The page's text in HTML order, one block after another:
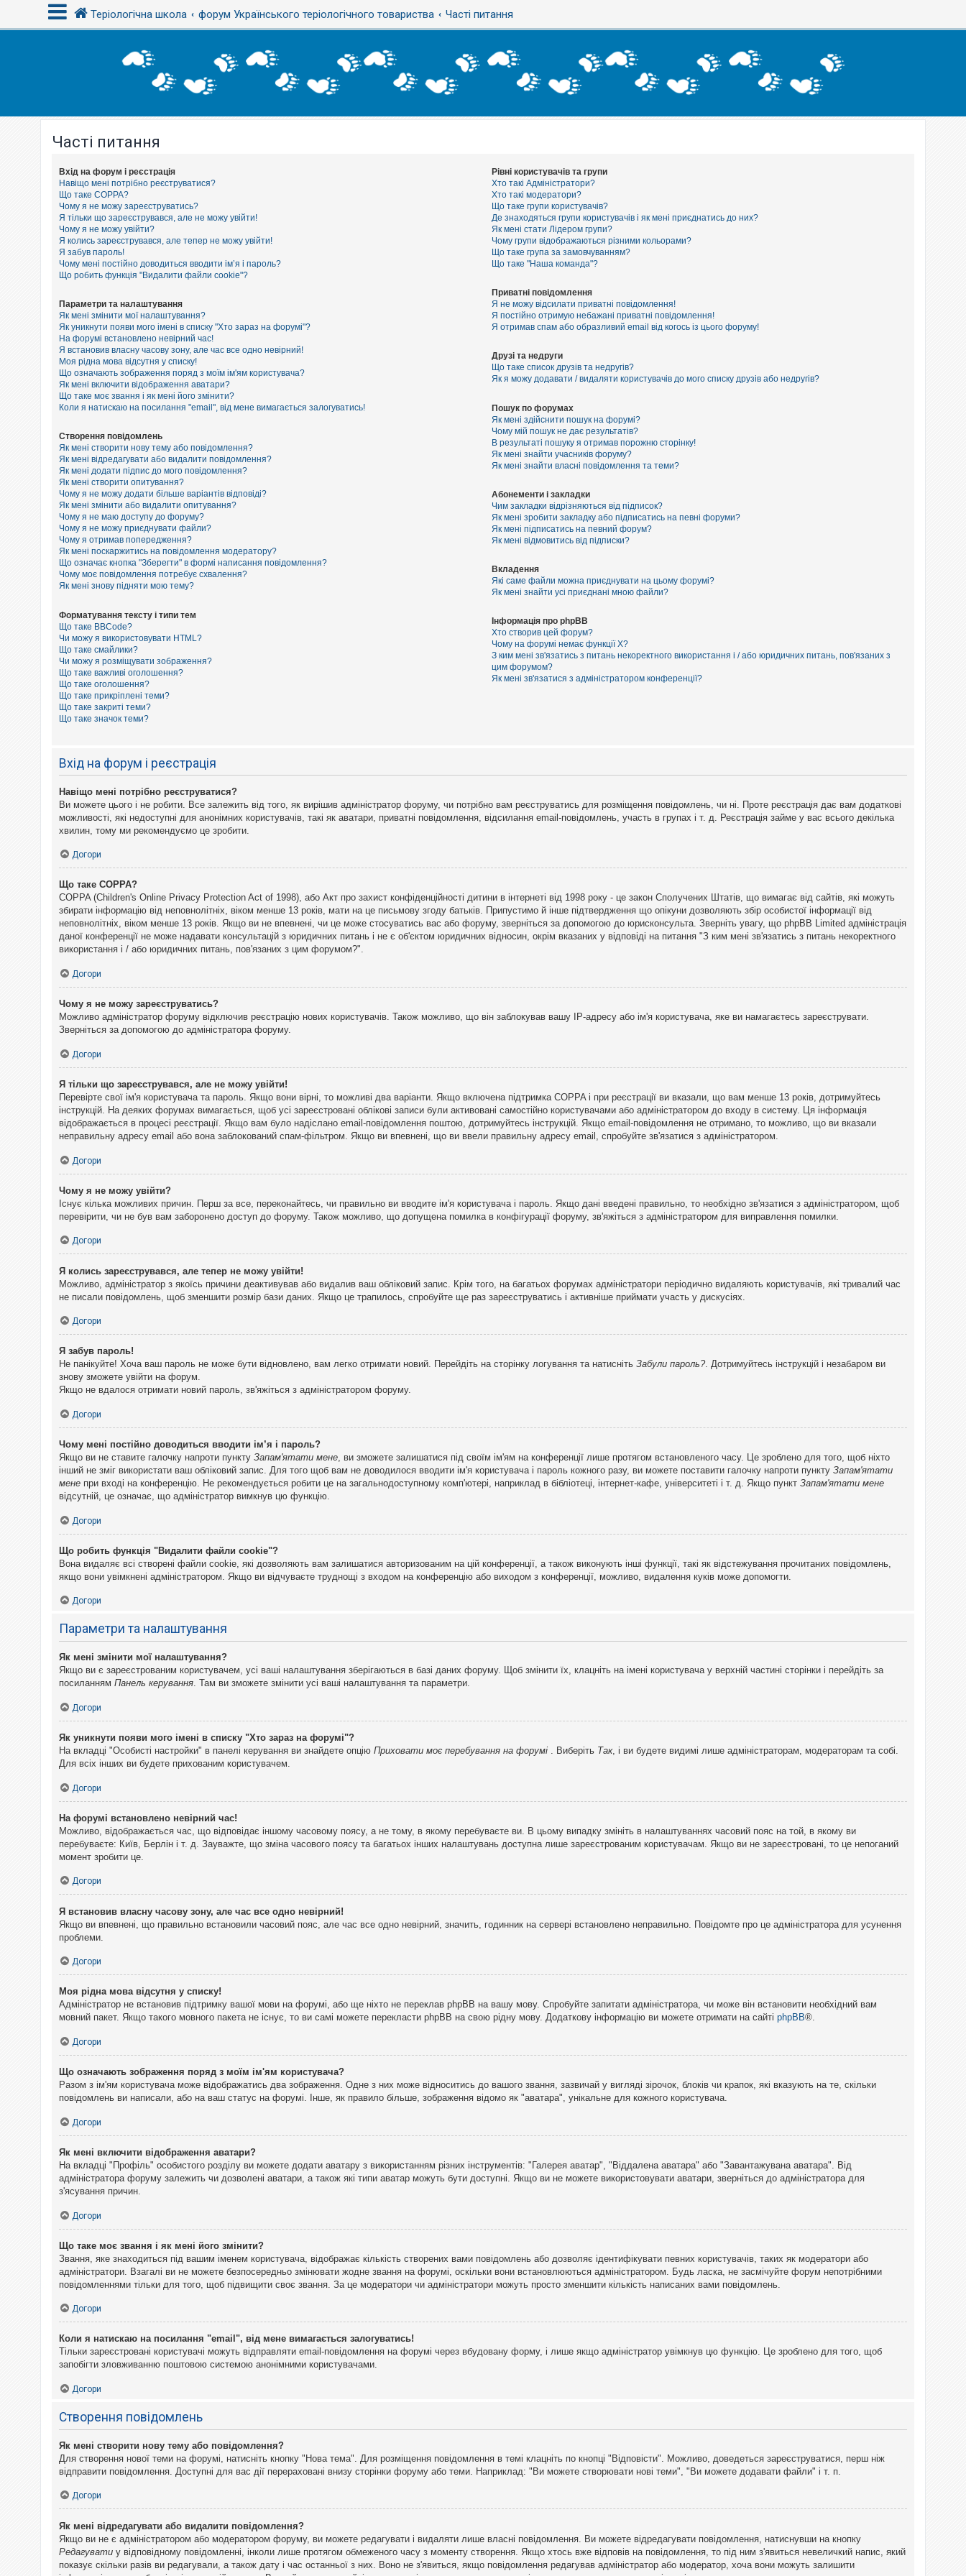
Теріологічна школа форум Українського теріологічного товариства Часті питання
Часті питання
Вхід на форум і реєстрація
Навіщо мені потрібно реєструватися?
Що таке COPPA?
Чому я не можу зареєструватись?
Я тільки що зареєструвався, але не можу увійти!
Чому я не можу увійти?
Я колись зареєструвався, але тепер не можу увійти!
Я забув пароль!
Чому мені постійно доводиться вводити ім’я і пароль?
Що робить функція "Видалити файли cookie"?
Параметри та налаштування
Як мені змінити мої налаштування?
Як уникнути появи мого імені в списку "Хто зараз на форумі"?
На форумі встановлено невірний час!
Я встановив власну часову зону, але час все одно невірний!
Моя рідна мова відсутня у списку!
Що означають зображення поряд з моїм ім'ям користувача?
Як мені включити відображення аватари?
Що таке моє звання і як мені його змінити?
Коли я натискаю на посилання "email", від мене вимагається залогуватись!
Створення повідомлень
Як мені створити нову тему або повідомлення?
Як мені відредагувати або видалити повідомлення?
Як мені додати підпис до мого повідомлення?
Як мені створити опитування?
Чому я не можу додати більше варіантів відповіді?
Як мені змінити або видалити опитування?
Чому я не маю доступу до форуму?
Чому я не можу приєднувати файли?
Чому я отримав попередження?
Як мені поскаржитись на повідомлення модератору?
Що означає кнопка "Зберегти" в формі написання повідомлення?
Чому моє повідомлення потребує схвалення?
Як мені знову підняти мою тему?
Форматування тексту і типи тем
Що таке BBCode?
Чи можу я використовувати HTML?
Що таке смайлики?
Чи можу я розміщувати зображення?
Що таке важливі оголошення?
Що таке оголошення?
Що таке прикріплені теми?
Що таке закриті теми?
Що таке значок теми?
Рівні користувачів та групи
Хто такі Адміністратори?
Хто такі модератори?
Що таке групи користувачів?
Де знаходяться групи користувачів і як мені приєднатись до них?
Як мені стати Лідером групи?
Чому групи відображаються різними кольорами?
Що таке група за замовчуванням?
Що таке "Наша команда"?
Приватні повідомлення
Я не можу відсилати приватні повідомлення!
Я постійно отримую небажані приватні повідомлення!
Я отримав спам або образливий email від когось із цього форуму!
Друзі та недруги
Що таке список друзів та недругів?
Як я можу додавати / видаляти користувачів до мого списку друзів або недругів?
Пошук по форумах
Як мені здійснити пошук на форумі?
Чому мій пошук не дає результатів?
В результаті пошуку я отримав порожню сторінку!
Як мені знайти учасників форуму?
Як мені знайти власні повідомлення та теми?
Абонементи і закладки
Чим закладки відрізняються від підписок?
Як мені зробити закладку або підписатись на певні форуми?
Як мені підписатись на певний форум?
Як мені відмовитись від підписки?
Вкладення
Які саме файли можна приєднувати на цьому форумі?
Як мені знайти усі приєднані мною файли?
Інформація про phpBB
Хто створив цей форум?
Чому на форумі немає функції X?
З ким мені зв'язатись з питань некоректного використання і / або юридичних питань, пов'язаних з
цим форумом?
Як мені зв'язатися з адміністратором конференції?
Вхід на форум і реєстрація
Навіщо мені потрібно реєструватися?
Ви можете цього і не робити. Все залежить від того, як вирішив адміністратор форуму, чи потрібно вам реєструватись для розміщення повідомлень, чи ні. Проте реєстрація дає вам додаткові
можливості, які недоступні для анонімних користувачів, такі як аватари, приватні повідомлення, відсилання email-повідомлень, участь в групах і т. д. Реєстрація займе у вас всього декілька
хвилин, тому ми рекомендуємо це зробити.
Догори
Що таке COPPA?
COPPA (Children's Online Privacy Protection Act of 1998), або Акт про захист конфіденційності дитини в інтернеті від 1998 року - це закон Сполучених Штатів, що вимагає від сайтів, які можуть
збирати інформацію від неповнолітніх, віком менше 13 років, мати на це письмову згоду батьків. Припустимо й інше підтвердження що опікуни дозволяють збір особистої інформації від
неповнолітніх, віком менше 13 років. Якщо ви не впевнені, чи це може стосуватись вас або форуму, зверніться за допомогою до юрисконсульта. Зверніть увагу, що phpBB Limited адміністрація
даної конференції не може надавати консультацій з юридичних питань і не є об'єктом юридичних відносин, окрім вказаних у відповіді на питання "З ким мені зв'язатись з питань некоректного
використання і / або юридичних питань, пов'язаних з цим форумом?".
Догори
Чому я не можу зареєструватись?
Можливо адміністратор форуму відключив реєстрацію нових користувачів. Також можливо, що він заблокував вашу IP-адресу або ім'я користувача, яке ви намагаєтесь зареєструвати.
Зверніться за допомогою до адміністратора форуму.
Догори
Я тільки що зареєструвався, але не можу увійти!
Перевірте свої ім'я користувача та пароль. Якщо вони вірні, то можливі два варіанти. Якщо включена підтримка COPPA і при реєстрації ви вказали, що вам менше 13 років, дотримуйтесь
інструкцій. На деяких форумах вимагається, щоб усі зареєстровані облікові записи були активовані самостійно користувачами або адміністратором до входу в систему. Ця інформація
відображається в процесі реєстрації. Якщо вам було надіслано email-повідомлення поштою, дотримуйтесь інструкцій. Якщо email-повідомлення не отримано, то можливо, що ви вказали
неправильну адресу email або вона заблокований спам-фільтром. Якщо ви впевнені, що ви ввели правильну адресу email, спробуйте зв'язатися з адміністратором.
Догори
Чому я не можу увійти?
Існує кілька можливих причин. Перш за все, переконайтесь, чи правильно ви вводите ім'я користувача і пароль. Якщо дані введені правильно, то необхідно зв'язатися з адміністратором, щоб
перевірити, чи не був вам заборонено доступ до форуму. Також можливо, що допущена помилка в конфігурації форуму, зв'яжіться з адміністратором для виправлення помилки.
Догори
Я колись зареєструвався, але тепер не можу увійти!
Можливо, адміністратор з якоїсь причини деактивував або видалив ваш обліковий запис. Крім того, на багатьох форумах адміністратори періодично видаляють користувачів, які тривалий час
не писали повідомлень, щоб зменшити розмір бази даних. Якщо це трапилось, спробуйте ще раз зареєструватись і активніше приймати участь у дискусіях.
Догори
Я забув пароль!
Не панікуйте! Хоча ваш пароль не може бути відновлено, вам легко отримати новий. Перейдіть на сторінку логування та натисніть Забули пароль?. Дотримуйтесь інструкцій і незабаром ви
знову зможете увійти на форум.
Якщо не вдалося отримати новий пароль, зв'яжіться з адміністратором форуму.
Догори
Чому мені постійно доводиться вводити ім’я і пароль?
Якщо ви не ставите галочку напроти пункту Запам'ятати мене, ви зможете залишатися під своїм ім'ям на конференції лише протягом встановленого часу. Це зроблено для того, щоб ніхто
інший не зміг використати ваш обліковий запис. Для того щоб вам не доводилося вводити ім'я користувача і пароль кожного разу, ви можете поставити галочку напроти пункту Запам'ятати
мене при вході на конференцію. Не рекомендується робити це на загальнодоступному комп'ютері, наприклад в бібліотеці, інтернет-кафе, університеті і т. д. Якщо пункт Запам'ятати мене
відсутній, це означає, що адміністратор вимкнув цю функцію.
Догори
Що робить функція "Видалити файли cookie"?
Вона видаляє всі створені файли cookie, які дозволяють вам залишатися авторизованим на цій конференції, а також виконують інші функції, такі як відстежування прочитаних повідомлень,
якщо вони увімкнені адміністратором. Якщо ви відчуваєте труднощі з входом на конференцію або виходом з конференції, можливо, видалення куків може допомогти.
Догори
Параметри та налаштування
Як мені змінити мої налаштування?
Якщо ви є зареєстрованим користувачем, усі ваші налаштування зберігаються в базі даних форуму. Щоб змінити їх, клацніть на імені користувача у верхній частині сторінки і перейдіть за
посиланням Панель керування. Там ви зможете змінити усі ваші налаштування та параметри.
Догори
Як уникнути появи мого імені в списку "Хто зараз на форумі"?
На вкладці "Особисті настройки" в панелі керування ви знайдете опцію Приховати моє перебування на форумі . Виберіть Так, і ви будете видимі лише адміністраторам, модераторам та собі.
Для всіх інших ви будете прихованим користувачем.
Догори
На форумі встановлено невірний час!
Можливо, відображається час, що відповідає іншому часовому поясу, а не тому, в якому перебуваєте ви. В цьому випадку змініть в налаштуваннях часовий пояс на той, в якому ви
перебуваєте: Київ, Берлін і т. д. Зауважте, що зміна часового поясу та багатьох інших налаштувань доступна лише зареєстрованим користувачам. Якщо ви не зареєстровані, то це непоганий
момент зробити це.
Догори
Я встановив власну часову зону, але час все одно невірний!
Якщо ви впевнені, що правильно встановили часовий пояс, але час все одно невірний, значить, годинник на сервері встановлено неправильно. Повідомте про це адміністратора для усунення
проблеми.
Догори
Моя рідна мова відсутня у списку!
Адміністратор не встановив підтримку вашої мови на форумі, або ще ніхто не переклав phpBB на вашу мову. Спробуйте запитати адміністратора, чи може він встановити необхідний вам
мовний пакет. Якщо такого мовного пакета не існує, то ви самі можете перекласти phpBB на свою рідну мову. Додаткову інформацію ви можете отримати на сайті phpBB®.
Догори
Що означають зображення поряд з моїм ім'ям користувача?
Разом з ім'ям користувача може відображатись два зображення. Одне з них може відноситись до вашого звання, зазвичай у вигляді зірочок, блоків чи крапок, які вказують на те, скільки
повідомлень ви написали, або на ваш статус на форумі. Інше, як правило більше, зображення відомо як "аватара", унікальне для кожного користувача.
Догори
Як мені включити відображення аватари?
На вкладці "Профіль" особистого розділу ви можете додати аватару з використанням різних інструментів: "Галерея аватар", "Віддалена аватара" або "Завантажувана аватара". Від
адміністратора форуму залежить чи дозволені аватари, а також які типи аватар можуть бути доступні. Якщо ви не можете використовувати аватари, зверніться до адміністратора для
з'ясування причин.
Догори
Що таке моє звання і як мені його змінити?
Звання, яке знаходиться під вашим іменем користувача, відображає кількість створених вами повідомлень або дозволяє ідентифікувати певних користувачів, таких як модератори або
адміністратори. Взагалі ви не можете безпосередньо змінювати жодне звання на форумі, оскільки вони встановлюються адміністратором. Будь ласка, не засмічуйте форум непотрібними
повідомленнями тільки для того, щоб підвищити своє звання. За це модератори чи адміністратори можуть просто зменшити кількість написаних вами повідомлень.
Догори
Коли я натискаю на посилання "email", від мене вимагається залогуватись!
Тільки зареєстровані користувачі можуть відправляти email-повідомлення на форумі через вбудовану форму, і лише якщо адміністратор увімкнув цю функцію. Це зроблено для того, щоб
запобігти зловживанню поштовою системою анонімними користувачами.
Догори
Створення повідомлень
Як мені створити нову тему або повідомлення?
Для створення нової теми на форумі, натисніть кнопку "Нова тема". Для розміщення повідомлення в темі клацніть по кнопці "Відповісти". Можливо, доведеться зареєструватися, перш ніж
відправити повідомлення. Доступні для вас дії перераховані внизу сторінки форуму або теми. Наприклад: "Ви можете створювати нові теми", "Ви можете додавати файли" і т. п.
Догори
Як мені відредагувати або видалити повідомлення?
Якщо ви не є адміністратором або модератором форуму, ви можете редагувати і видаляти лише власні повідомлення. Ви можете відредагувати повідомлення, натиснувши на кнопку
Редагувати у відповідному повідомленні, інколи лише протягом обмеженого часу з моменту створення. Якщо хтось вже відповів на повідомлення, то під ним з'явиться невеличкий напис, який
показує скільки разів ви редагували, а також дату і час останньої з них. Воно не з'явиться, якщо повідомлення редагував адміністратор або модератор, хоча вони можуть залишити